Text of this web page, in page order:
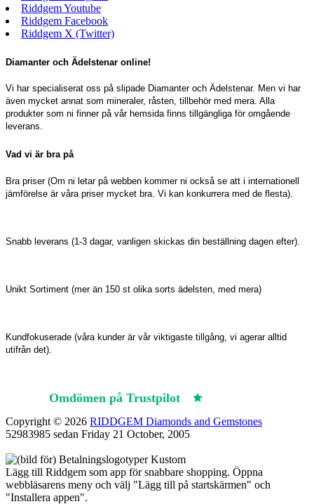
Riddgem Youtube
Riddgem Facebook
Riddgem X (Twitter)
Diamanter och Ädelstenar online!
Vi har specialiserat oss på slipade Diamanter och Ädelstenar. Men vi har
även mycket annat som mineraler, råsten, tillbehör med mera. Alla
produkter som ni finner på vår hemsida finns tillgängliga för omgående
leverans.
Vad vi är bra på
Bra priser (Om ni letar på webben kommer ni också se att i internationell
jämförelse är våra priser mycket bra. Vi kan konkurrera med de flesta).
Snabb leverans (1-3 dagar, vanligen skickas din beställning dagen efter).
Unikt Sortiment (mer än 150 st olika sorts ädelsten, med mera)
Kundfokuserade (våra kunder är vår viktigaste tillgång, vi agerar alltid
utifrån det).
Omdömen på Trustpilot
Copyright © 2026 RIDDGEM Diamonds and Gemstones
52983985 sedan Friday 21 October, 2005
Lägg till Riddgem som app för snabbare shopping. Öppna
webbläsarens meny och välj "Lägg till på startskärmen" och
"Installera appen".